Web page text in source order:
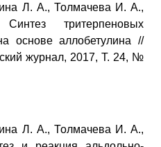
Л. А., Толмачева И. А.,
тритерпеновых
основе аллобетулина //
журнал, 2017, Т. 24, №
Л. А., Толмачева И. А.,